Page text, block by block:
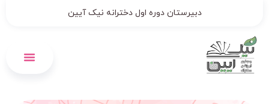
دبیرستان دوره اول دخترانه نیک آیین